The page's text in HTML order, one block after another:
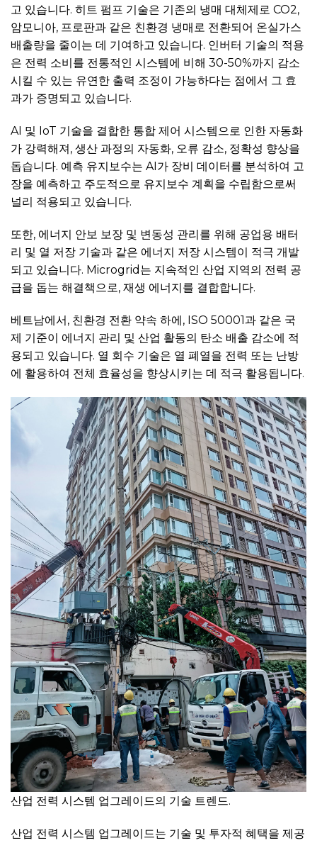
고 있습니다. 히트 펌프 기술은 기존의 냉매 대체제로 CO2,
암모니아, 프로판과 같은 친환경 냉매로 전환되어 온실가스
배출량을 줄이는 데 기여하고 있습니다. 인버터 기술의 적용
은 전력 소비를 전통적인 시스템에 비해 30-50%까지 감소
시킬 수 있는 유연한 출력 조정이 가능하다는 점에서 그 효
과가 증명되고 있습니다.
AI 및 IoT 기술을 결합한 통합 제어 시스템으로 인한 자동화
가 강력해져, 생산 과정의 자동화, 오류 감소, 정확성 향상을
돕습니다. 예측 유지보수는 AI가 장비 데이터를 분석하여 고
장을 예측하고 주도적으로 유지보수 계획을 수립함으로써
널리 적용되고 있습니다.
또한, 에너지 안보 보장 및 변동성 관리를 위해 공업용 배터
리 및 열 저장 기술과 같은 에너지 저장 시스템이 적극 개발
되고 있습니다. Microgrid는 지속적인 산업 지역의 전력 공
급을 돕는 해결책으로, 재생 에너지를 결합합니다.
베트남에서, 친환경 전환 약속 하에, ISO 50001과 같은 국
제 기준이 에너지 관리 및 산업 활동의 탄소 배출 감소에 적
용되고 있습니다. 열 회수 기술은 열 폐열을 전력 또는 난방
에 활용하여 전체 효율성을 향상시키는 데 적극 활용됩니다.
산업 전력 시스템 업그레이드의 기술 트렌드.
산업 전력 시스템 업그레이드는 기술 및 투자적 혜택을 제공